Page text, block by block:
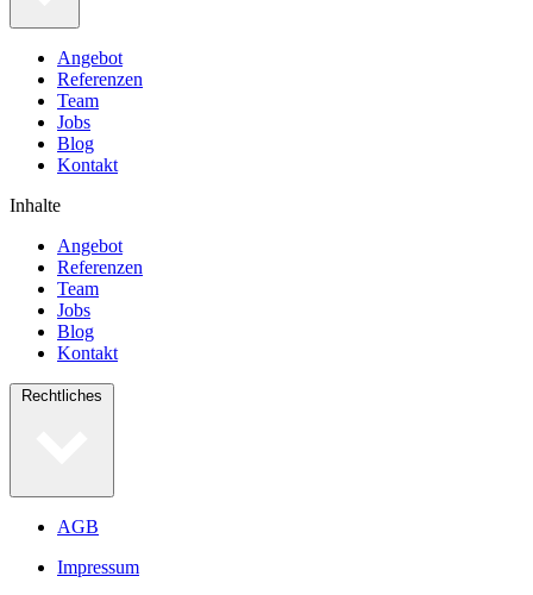
Angebot
Referenzen
Team
Jobs
Blog
Kontakt
Inhalte
Angebot
Referenzen
Team
Jobs
Blog
Kontakt
Rechtliches
AGB
Impressum